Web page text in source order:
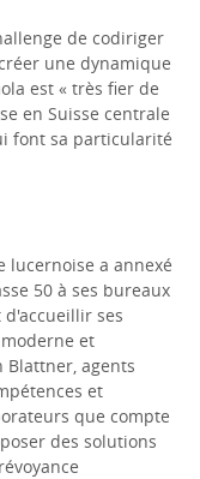
de codiriger
une dynamique
est « très fier de
en Suisse centrale
font sa particularité
lucernoise a annexé
50 à ses bureaux
ses
et
Blattner, agents
et
que compte
des solutions